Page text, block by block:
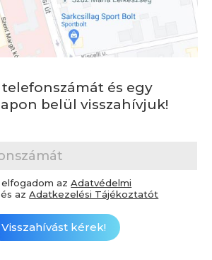
telefonszámát és egy
belül visszahívjuk!
elfogadom azAdatvédelmi
és azAdatkezelési Tájékoztatót